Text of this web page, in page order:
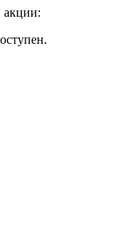
акции: